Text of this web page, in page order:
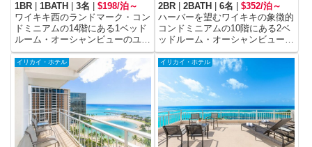
1BR 1BATH 3名
$198/泊～
ワイキキ西のランドマーク・コン
ドミニアムの14階にある1ベッド
ルーム・オーシャンビューのユニ
ットです。
2BR| 2BATH 6名
$352/泊～
ハーバーを望むワイキキの象徴的
コンドミニアムの10階にある2ベ
ッドルーム・オーシャンビューの
ユニットです。
イリカイ・ホテル イリカイ・ホテル